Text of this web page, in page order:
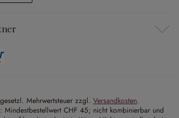
Mehrwertsteuer zzgl. Versandkosten.
Mindestbestellwert CHF 45; nicht kombinierbar und